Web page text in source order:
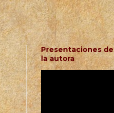
Presentaciones de
la autora